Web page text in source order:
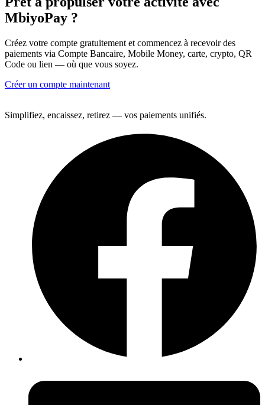
MbiyoPay ?
Créez votre compte gratuitement et commencez à recevoir des
paiements via Compte Bancaire, Mobile Money, carte, crypto, QR
Code ou lien — où que vous soyez.
Créer un compte maintenant
Simplifiez, encaissez, retirez — vos paiements unifiés.